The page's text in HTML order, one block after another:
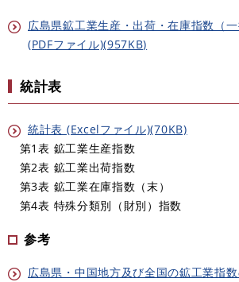
広島県鉱工業生産・出荷・在庫指数（一
(PDFファイル)(957KB)
統計表
統計表 (Excelファイル)(70KB)
第1表 鉱工業生産指数
第2表 鉱工業出荷指数
第3表 鉱工業在庫指数（末）
第4表 特殊分類別（財別）指数
参考
広島県・中国地方及び全国の鉱工業指